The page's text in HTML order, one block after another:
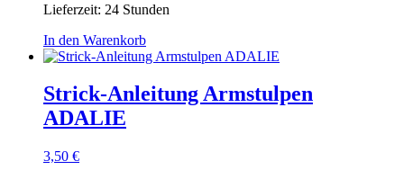
Lieferzeit: 24 Stunden
In den Warenkorb
Strick-Anleitung Armstulpen
ADALIE
3,50 €